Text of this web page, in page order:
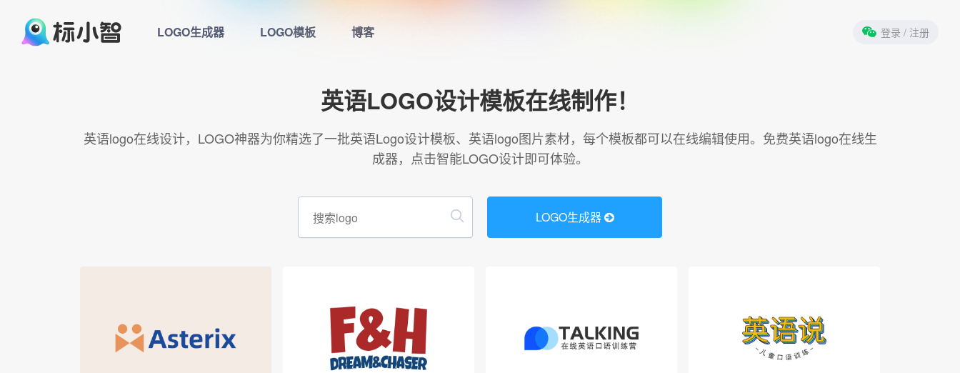
LOGO生成器 LOGO模板 博客 登录 / 注册
LOGO生成器
LOGO模板
博客
登录
英语LOGO设计模板在线制作！
英语logo在线设计，LOGO神器为你精选了一批英语Logo设计模板、英语logo图片素材，每个模板都可以在线编辑使用。免费英语logo在线生
成器，点击智能LOGO设计即可体验。
LOGO生成器